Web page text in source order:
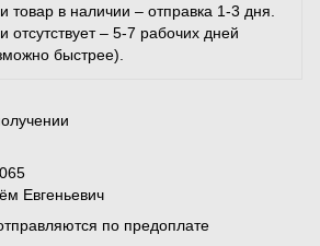
товар в наличии – отправка 1-3 дня.
отсутствует – 5-7 рабочих дней
быстрее).
Евгеньевич
по предоплате